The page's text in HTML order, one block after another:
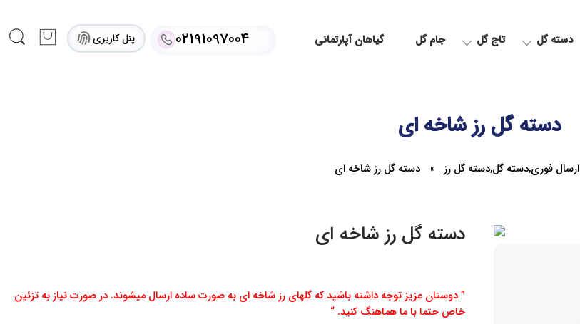
دسته گل تاج گل جام گل گیاهان آپارتمانی 02191097004 پنل کاربری
دسته گل رز شاخه ای
ارسال فوری,دسته گل,دسته گل رز » دسته گل رز شاخه ای
دسته گل رز شاخه ای
” دوستان عزیز توجه داشته باشید که گلهای رز شاخه ای به صورت ساده ارسال میشوند. در صورت نیاز به تزئین
خاص حتما با ما هماهنگ کنید. “